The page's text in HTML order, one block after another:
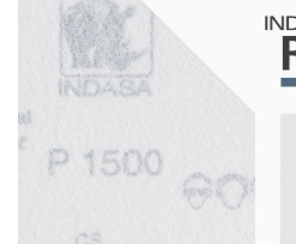
Schleif-Handpads
Zubehör/Hilfsmittel
Abdecken
Spachteln